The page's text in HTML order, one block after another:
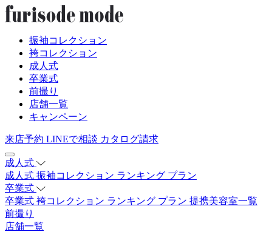
振袖コレクション
袴コレクション
成人式
卒業式
前撮り
店舗一覧
キャンペーン
来店予約 LINEで相談 カタログ請求
成人式
成人式 振袖コレクション ランキング プラン
卒業式
卒業式 袴コレクション ランキング プラン 提携美容室一覧
前撮り
店舗一覧